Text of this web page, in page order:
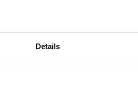
Details
müsste,
Ich mag es, sowohl einen Plan